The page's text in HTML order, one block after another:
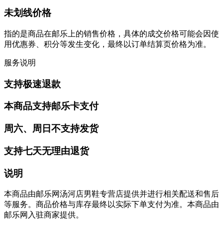
未划线价格
指的是商品在邮乐上的销售价格，具体的成交价格可能会因使
用优惠券、积分等发生变化，最终以订单结算页价格为准。
服务说明
支持极速退款
本商品支持邮乐卡支付
周六、周日不支持发货
支持七天无理由退货
说明
本商品由邮乐网汤河店男鞋专营店提供并进行相关配送和售后
等服务。商品价格与库存最终以实际下单支付为准。本商品由
邮乐网入驻商家提供。